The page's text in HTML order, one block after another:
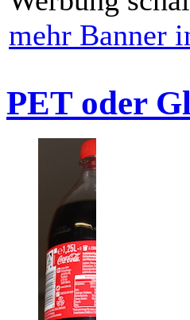
mehr Banner
PET oder